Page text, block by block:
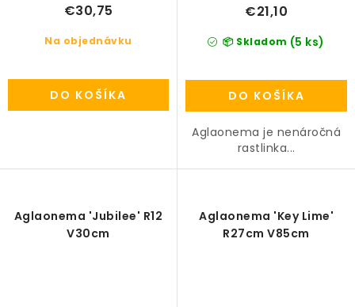
Na objednávku
€30,75
DO KOŠÍKA
📦 Skladom (5 ks)
€21,10
DO KOŠÍKA
Aglaonema je nenáročná
rastlinka...
Aglaonema 'Jubilee' R12
V30cm
Aglaonema 'Key Lime'
R27cm V85cm